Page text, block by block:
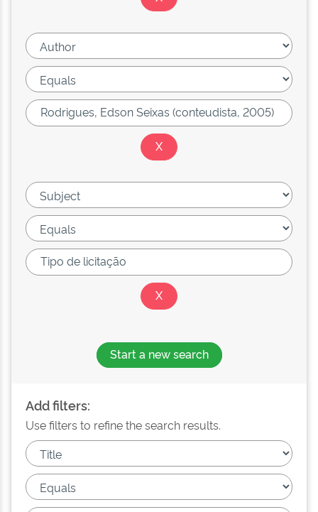
Start a new search
Add filters:
Use filters to refine the search results.